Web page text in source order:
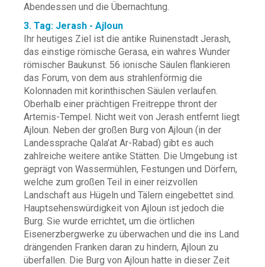
Abendessen und die Übernachtung.
3. Tag: Jerash - Ajloun
Ihr heutiges Ziel ist die antike Ruinenstadt Jerash,
das einstige römische Gerasa, ein wahres Wunder
römischer Baukunst. 56 ionische Säulen flankieren
das Forum, von dem aus strahlenförmig die
Kolonnaden mit korinthischen Säulen verlaufen.
Oberhalb einer prächtigen Freitreppe thront der
Artemis-Tempel. Nicht weit von Jerash entfernt liegt
Ajloun. Neben der großen Burg von Ajloun (in der
Landessprache Qala’at Ar-Rabad) gibt es auch
zahlreiche weitere antike Stätten. Die Umgebung ist
geprägt von Wassermühlen, Festungen und Dörfern,
welche zum großen Teil in einer reizvollen
Landschaft aus Hügeln und Tälern eingebettet sind.
Hauptsehenswürdigkeit von Ajloun ist jedoch die
Burg. Sie wurde errichtet, um die örtlichen
Eisenerzbergwerke zu überwachen und die ins Land
drängenden Franken daran zu hindern, Ajloun zu
überfallen. Die Burg von Ajloun hatte in dieser Zeit